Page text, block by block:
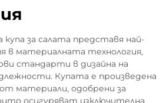
купа за салата представя най-
в материалната технология,
стандарти в дизайна на
Купата е произведена
материали, одобрени за
осигуряват изключителна